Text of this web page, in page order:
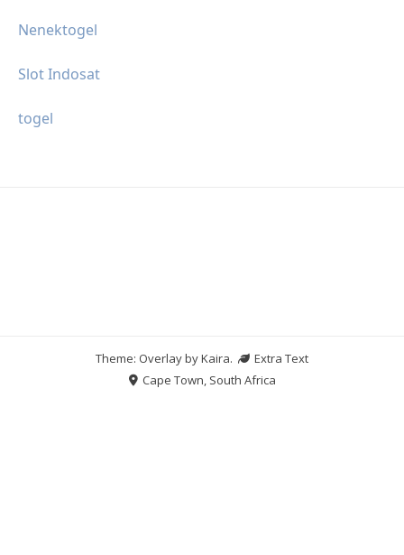
Nenektogel
Slot Indosat
togel
Theme: Overlay byKaira.
Extra Text
Cape Town, South Africa